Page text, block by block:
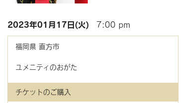
2023年01月17日(火) 7:00 pm
福岡県 直方市
ユメニティのおがた
チケットのご購入